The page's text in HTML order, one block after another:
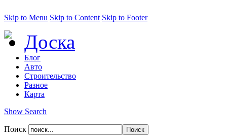
Skip to Menu Skip to Content Skip to Footer
Доска
Блог
Авто
Строительство
Разное
Карта
Show Search
Поиск